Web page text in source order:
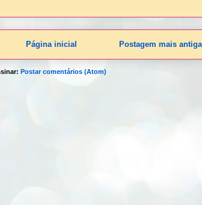
Postagem mais antiga
Página inicial
Postar comentários (Atom)